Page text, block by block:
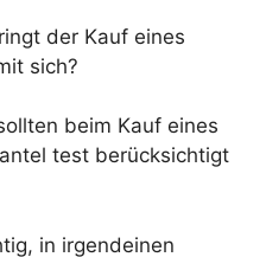
der Kauf eines
sich?
beim Kauf eines
test berücksichtigt
in irgendeinen